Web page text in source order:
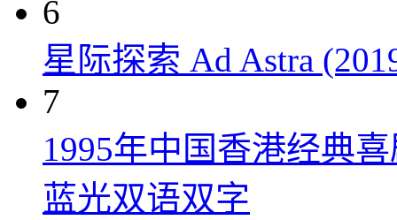
6
星际探索 Ad Astra
7
1995年中国香港经典
蓝光双语双字